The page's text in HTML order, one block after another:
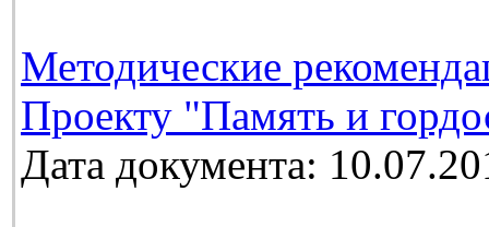
Методические
Проекту "Память и
Дата документа: